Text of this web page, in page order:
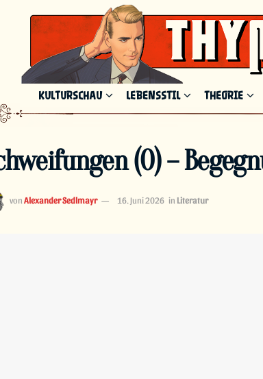
KULTURSCHAU LEBENSSTIL THEORIE
(0) –
von Alexander Sedlmayr 16. Juni 2026 in Literatur